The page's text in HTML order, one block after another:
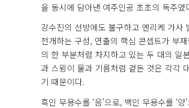
을 동시에 담아낸 여주인공 초초의 독주였
강수진의 선방에도 불구하고 엔리케 가사
전개하는 구성, 연출의 핵심 콘셉트가 부
의 한 부분처럼 차지하고 있는 두 대의 일
과 스윙이 물과 기름처럼 겉돈 것은 각각
기 때문이다.
흑인 무용수를 ‘음’으로, 백인 무용수를 ‘